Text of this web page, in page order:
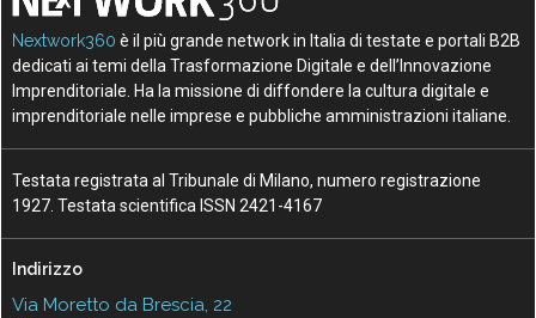
Nextwork360 è il più grande network in Italia di testate e portali B2B
dedicati ai temi della Trasformazione Digitale e dell’Innovazione
Imprenditoriale. Ha la missione di diffondere la cultura digitale e
imprenditoriale nelle imprese e pubbliche amministrazioni italiane.
Testata registrata al Tribunale di Milano, numero registrazione
1927. Testata scientifica ISSN 2421-4167
Indirizzo
Via Moretto da Brescia, 22